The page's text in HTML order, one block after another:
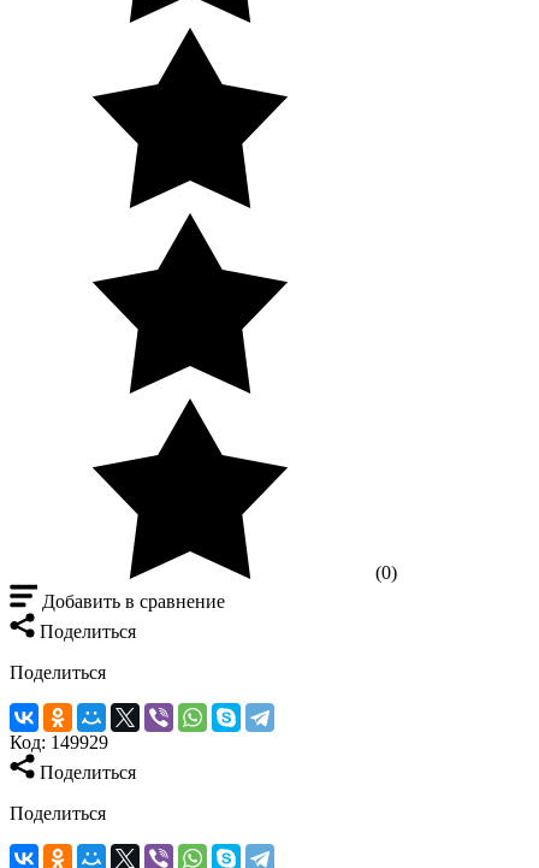
(0)
Добавить в сравнение
Поделиться
Поделиться
Код: 149929
Поделиться
Поделиться